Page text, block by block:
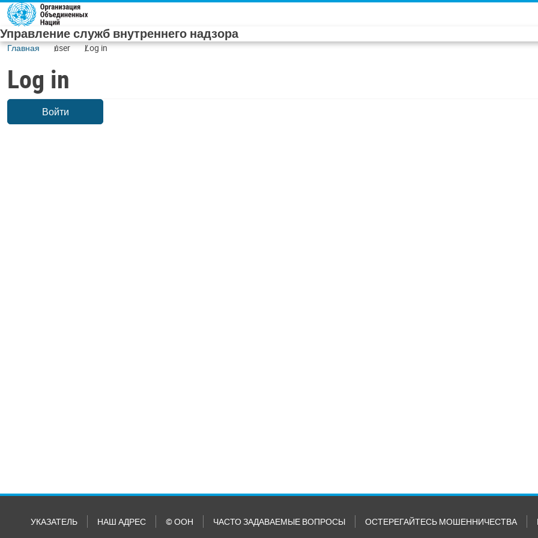
Skip to main content
Управление служб внутреннего надзора
Главная user Log in
Log in
Войти
УКАЗАТЕЛЬ НАШ АДРЕС © ООН ЧАСТО ЗАДАВАЕМЫЕ ВОПРОСЫ ОСТЕРЕГАЙТЕСЬ МОШЕННИЧЕСТВА